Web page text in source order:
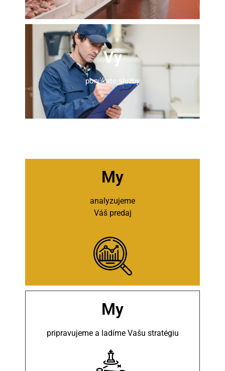
Vy
ponúkate služby
My
analyzujeme
Váš predaj
My
pripravujeme a ladíme Vašu stratégiu